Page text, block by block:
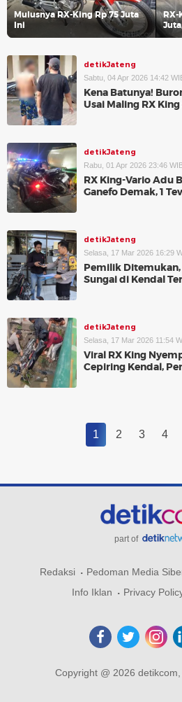
Mulusnya RX-King Rp 75 Juta
Ini
RX-
detikJateng
Sabtu, 04 Apr 2026 14:42
Kena Batunya!
Usai Maling RX
detikJateng
Rabu, 01 Apr 2026 23:46
RX King-Vario Adu
Ganefo Demak, 1
detikJateng
Selasa, 17 Mar 2026 16:29
Pemilik
Sungai di Kendal
detikJateng
Selasa, 17 Mar 2026 11:54
Viral RX King
Cepiring Kendal,
1 2 3 4
part of
Redaksi Pedoman Media
Info Iklan
Privacy
Copyright @ 2026